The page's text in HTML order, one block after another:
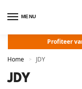
MENU
Profiteer
Home > JDY
JDY